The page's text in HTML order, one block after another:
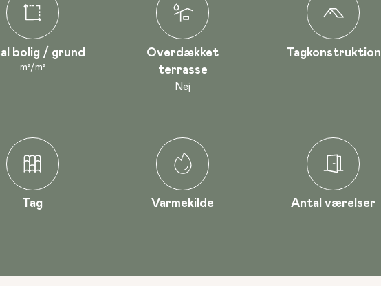
bolig / grund
m²/m²
Overdækket
terrasse
Nej
Tagkonstruktion
Tag Varmekilde Antal værelser